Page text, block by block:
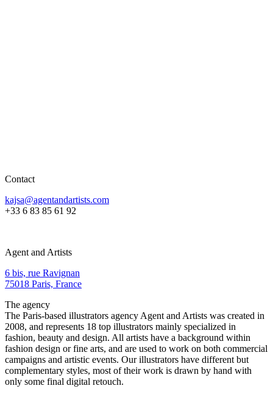
Contact
kajsa@agentandartists.com
+33 6 83 85 61 92
Agent and Artists
6 bis, rue Ravignan
75018 Paris, France
The agency
The Paris-based illustrators agency Agent and Artists was created in
2008, and represents 18 top illustrators mainly specialized in
fashion, beauty and design. All artists have a background within
fashion design or fine arts, and are used to work on both commercial
campaigns and artistic events. Our illustrators have different but
complementary styles, most of their work is drawn by hand with
only some final digital retouch.